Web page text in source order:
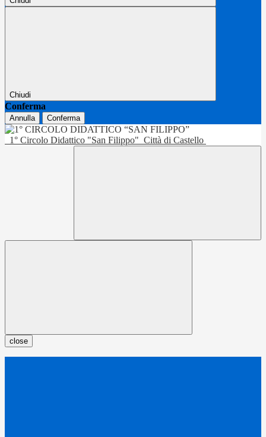
Chiudi
Conferma
Annulla Conferma
1° Circolo Didattico "San Filippo" Città di Castello
close